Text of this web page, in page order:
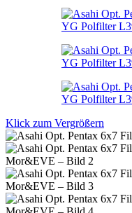
Klick zum Vergrößern